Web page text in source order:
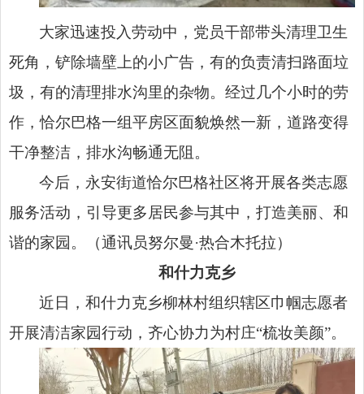
大家迅速投入劳动中，党员干部带头清理卫生
死角，铲除墙壁上的小广告，有的负责清扫路面垃
圾，有的清理排水沟里的杂物。经过几个小时的劳
作，恰尔巴格一组平房区面貌焕然一新，道路变得
干净整洁，排水沟畅通无阻。
今后，永安街道恰尔巴格社区将开展各类志愿
服务活动，引导更多居民参与其中，打造美丽、和
谐的家园。（通讯员努尔曼·热合木托拉）
和什力克乡
近日，和什力克乡柳林村组织辖区巾帼志愿者
开展清洁家园行动，齐心协力为村庄“梳妆美颜”。